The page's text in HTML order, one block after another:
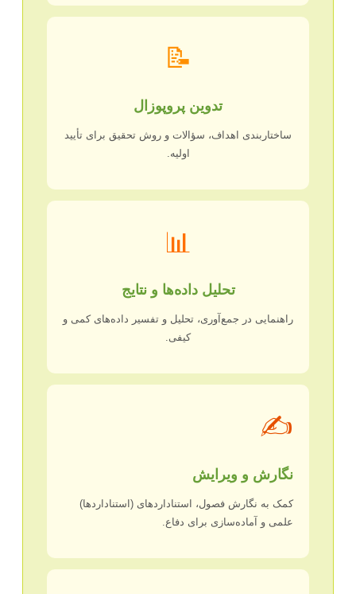
تدوین پروپوزال
ساختاربندی اهداف، سؤالات و روش تحقیق برای تأیید
تحلیل داده‌ها و نتایج
راهنمایی در جمع‌آوری، تحلیل و تفسیر داده‌های کمی و
کیفی.
✍️
نگارش و ویرایش
کمک به نگارش فصول، استناداردهای (استناداردها)
علمی و آماده‌سازی برای دفاع.